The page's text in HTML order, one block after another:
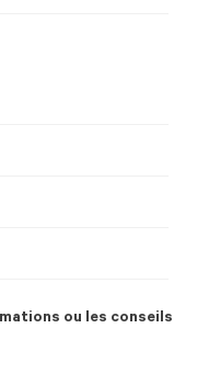
ou les conseils